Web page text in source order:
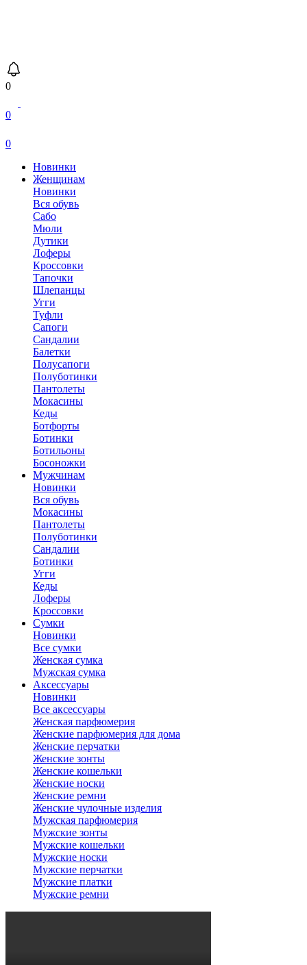
0
0
0
Новинки
Женщинам
Новинки
Вся обувь
Сабо
Мюли
Дутики
Лоферы
Кроссовки
Тапочки
Шлепанцы
Угги
Туфли
Сапоги
Сандалии
Балетки
Полусапоги
Полуботинки
Пантолеты
Мокасины
Кеды
Ботфорты
Ботинки
Ботильоны
Босоножки
Мужчинам
Новинки
Вся обувь
Мокасины
Пантолеты
Полуботинки
Сандалии
Ботинки
Угги
Кеды
Лоферы
Кроссовки
Сумки
Новинки
Все сумки
Женская сумка
Мужская сумка
Аксессуары
Новинки
Все аксессуары
Женская парфюмерия
Женские парфюмерия для дома
Женские перчатки
Женские зонты
Женские кошельки
Женские носки
Женские ремни
Женские чулочные изделия
Мужская парфюмерия
Мужские зонты
Мужские кошельки
Мужские носки
Мужские перчатки
Мужские платки
Мужские ремни